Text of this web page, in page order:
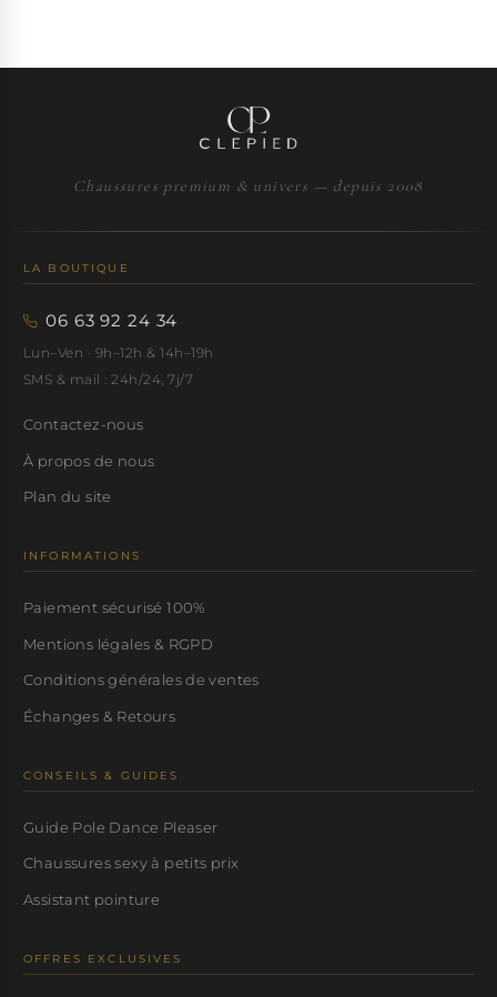
Chaussures premium & univers — depuis 2008
LA BOUTIQUE
06 63 92 24 34
Lun–Ven · 9h–12h & 14h–19h
SMS & mail : 24h/24, 7j/7
Contactez-nous
À propos de nous
Plan du site
INFORMATIONS
Paiement sécurisé 100%
Mentions légales & RGPD
Conditions générales de ventes
Échanges & Retours
CONSEILS & GUIDES
Guide Pole Dance Pleaser
Chaussures sexy à petits prix
Assistant pointure
OFFRES EXCLUSIVES